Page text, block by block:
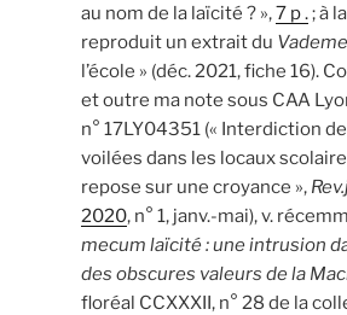
au nom de la laïcité ? »,7 p .; à
reproduit un extrait du
l’école » (déc. 2021, fiche 16).
et outre ma note sous CAA
n° 17LY04351 (« Interdiction
voilées dans les locaux
repose sur une croyance »,
2020, n° 1, janv.-mai), v.
mecum laïcité : une intrusion
des obscures valeurs de la
floréal CCXXXII, n° 28 de la